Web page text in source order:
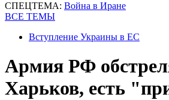
СПЕЦТЕМА: Война в Иране
ВСЕ ТЕМЫ
Вступление Украины в ЕС
Армия РФ
Харьков, есть